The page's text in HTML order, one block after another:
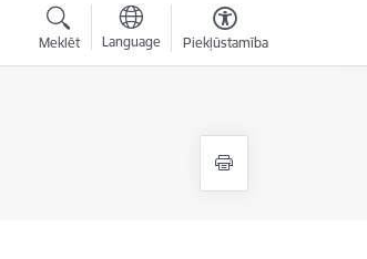
Meklēt Language Piekļūstamība